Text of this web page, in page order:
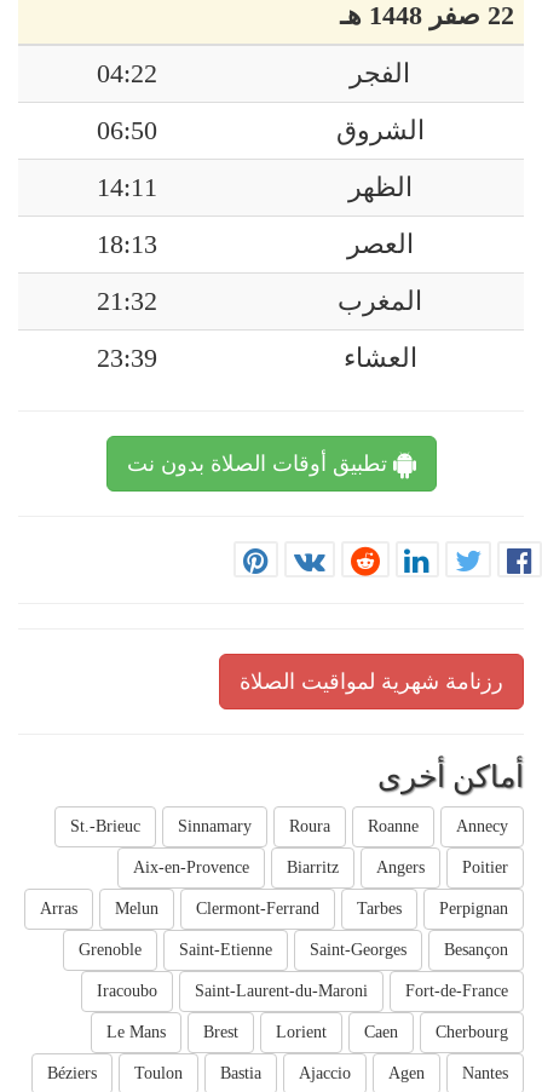
22 صفر 1448 هـ
الفجر
04:22
الشروق
06:50
الظهر
14:11
العصر
18:13
المغرب
21:32
العشاء
23:39
تطبيق أوقات الصلاة بدون نت
رزنامة شهرية لمواقيت الصلاة
أماكن أخرى
Annecy
Roanne
Roura
Sinnamary
St.-Brieuc
Poitier
Angers
Biarritz
Aix-en-Provence
Perpignan
Tarbes
Clermont-Ferrand
Melun
Arras
Besançon
Saint-Georges
Saint-Etienne
Grenoble
Fort-de-France
Saint-Laurent-du-Maroni
Iracoubo
Cherbourg
Caen
Lorient
Brest
Le Mans
Nantes
Agen
Ajaccio
Bastia
Toulon
Béziers